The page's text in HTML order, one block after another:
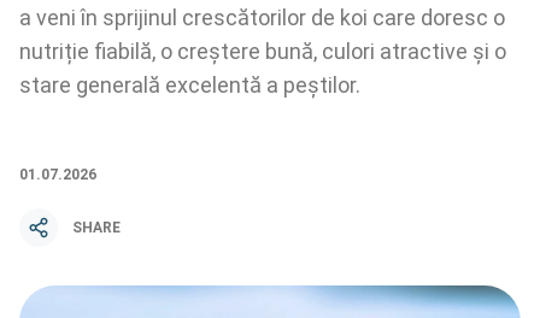
01.07.2026
SHARE
a veni în sprijinul crescătorilor de koi care doresc o
nutriție fiabilă, o creștere bună, culori atractive și o
stare generală excelentă a peștilor.